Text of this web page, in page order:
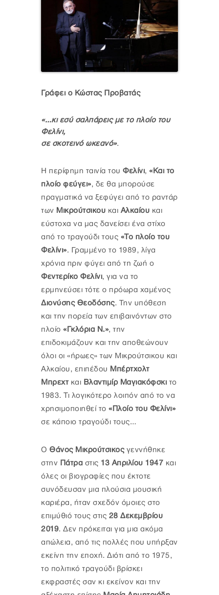
Γράφει ο Κώστας Προβατάς
«…κι εσύ σαλπάρεις με το πλοίο του
Φελίνι,
σε σκοτεινό ωκεανό».
Η περίφημη ταινία του Φελίνι, «Και το
πλοίο φεύγει», δε θα μπορούσε
πραγματικά να ξεφύγει από το ραντάρ
των Μικρούτσικου και Αλκαίου και
εύστοχα να μας δανείσει ένα στίχο
από το τραγούδι τους «Το πλοίο του
Φελίνι». Γραμμένο το 1989, λίγα
χρόνια πριν φύγει από τη ζωή ο
Φεντερίκο Φελίνι, για να το
ερμηνεύσει τότε ο πρόωρα χαμένος
Διονύσης Θεοδόσης. Την υπόθεση
και την πορεία των επιβαινόντων στο
πλοίο «Γκλόρια Ν.», την
επιδοκιμάζουν και την αποθεώνουν
όλοι οι «ήρωες» των Μικρούτσικου και
Αλκαίου, επιπέδου Μπέρτχολτ
Μπρεχτκαι Βλαντιμίρ Μαγιακόφσκι το
1983. Τι λογικότερο λοιπόν από το να
χρησιμοποιηθεί το «Πλοίο του Φελίνι»
σε κάποιο τραγούδι τους…
Ο Θάνος Μικρούτσικοςγεννήθηκε
στην Πάτρα στις 13 Απριλίου 1947 και
όλες οι βιογραφίες που έκτοτε
συνόδευσαν μια πλούσια μουσική
καριέρα, ήταν σχεδόν όμοιες στο
επιμύθιό τους στις 28 Δεκεμβρίου
2019. Δεν πρόκειται για μια ακόμα
απώλεια, από τις πολλές που υπήρξαν
εκείνη την εποχή. Διότι από το 1975,
το πολιτικό τραγούδι βρίσκει
εκφραστές σαν κι εκείνον και την